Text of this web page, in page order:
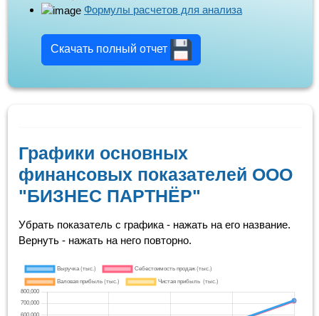
Формулы расчетов для анализа
Скачать полный отчет
Графики основных
финансовых показателей ООО
"БИЗНЕС ПАРТНЁР"
Убрать показатель с графика - нажать на его название.
Вернуть - нажать на него повторно.